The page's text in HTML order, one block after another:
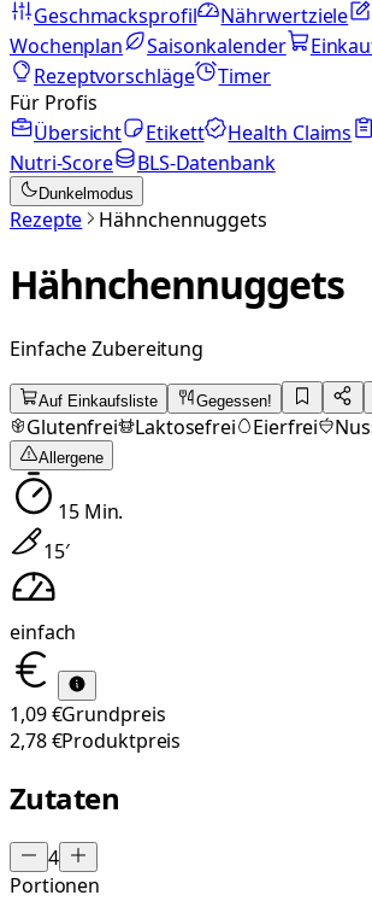
Geschmacksprofil
Nährwertziele
Wochenplan
Saisonkalender
Rezeptvorschläge
Timer
Für Profis
Übersicht
Etikett Health Claims
Nutri-Score
BLS-Datenbank
Dunkelmodus
Rezepte Hähnchennuggets
Hähnchennuggets
Einfache Zubereitung
Auf Einkaufsliste Gegessen!
Glutenfrei Laktosefrei Eierfrei
Allergene
15Min.
15′
einfach
1,09 €Grundpreis
2,78 €Produktpreis
Zutaten
4
Portionen